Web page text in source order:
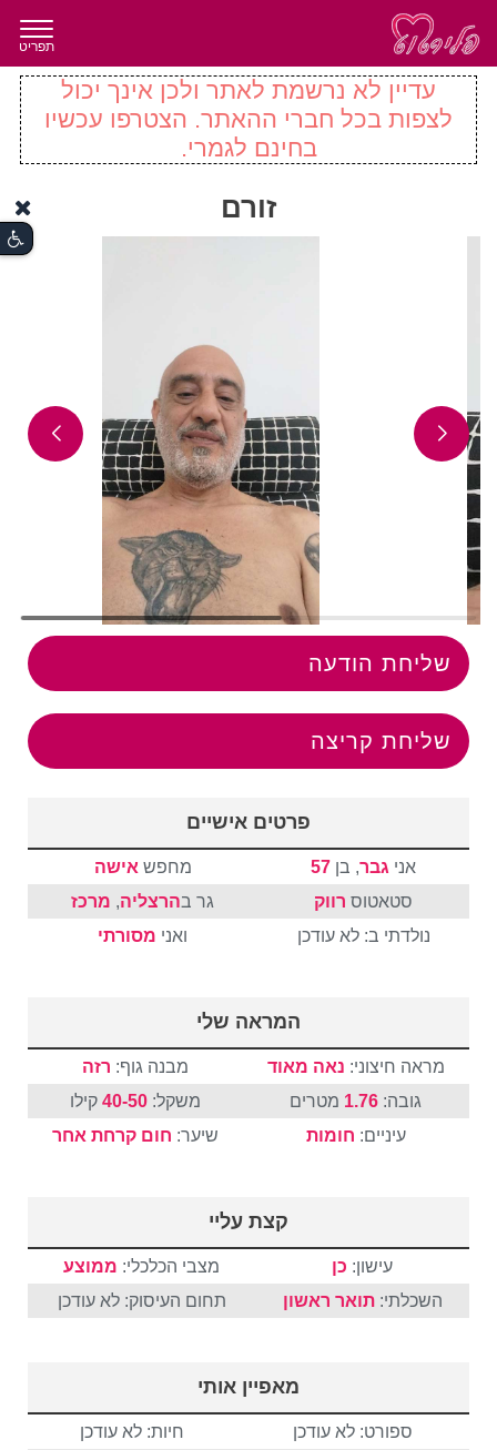
תפריט
עדיין לא נרשמת לאתר ולכן אינך יכול
לצפות בכל חברי ההאתר. הצטרפו עכשיו
בחינם לגמרי.
זורם
שליחת הודעה
שליחת קריצה
פרטים אישיים
אני גבר, בן 57 מחפש אישה
סטאטוס רווק גר בהרצליה, מרכז
נולדתי ב: לא עודכן
ואני מסורתי
המראה שלי
מראה חיצוני: נאה מאוד מבנה גוף: רזה
גובה: 1.76 מטרים משקל:40-50 קילו
עיניים: חומות שיער: חום קרחת אחר
קצת עליי
עישון: כן מצבי הכלכלי: ממוצע
השכלתי:תואר ראשון תחום העיסוק: לא עודכן
מאפיין אותי
ספורט: לא עודכן
חיות: לא עודכן